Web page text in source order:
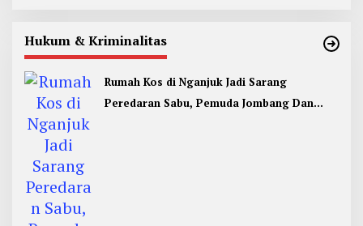
Hukum & Kriminalitas
Rumah Kos di Nganjuk Jadi Sarang
Peredaran Sabu, Pemuda Jombang Dan